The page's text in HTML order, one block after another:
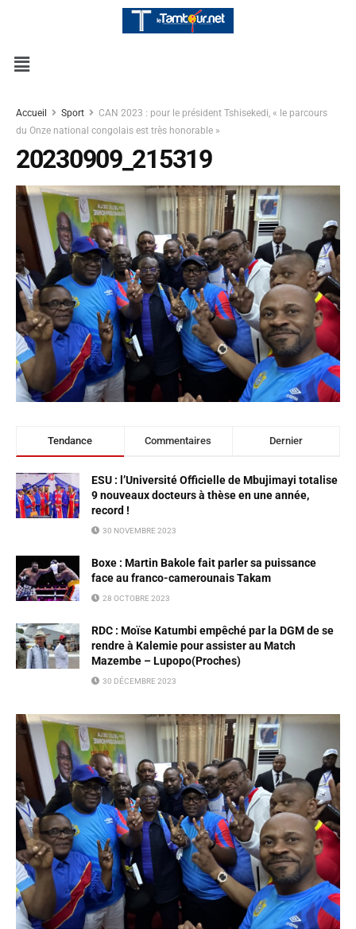
Accueil Sport
CAN 2023 : pour le président Tshisekedi, « le parcours
du Onze national congolais est très honorable »
20230909_215319
Tendance Commentaires Dernier
ESU : l’Université Officielle de Mbujimayi totalise
9 nouveaux docteurs à thèse en une année,
record !
30 NOVEMBRE 2023
Boxe : Martin Bakole fait parler sa puissance
face au franco-camerounais Takam
28 OCTOBRE 2023
RDC : Moïse Katumbi empêché par la DGM de se
rendre à Kalemie pour assister au Match
Mazembe – Lupopo(Proches)
30 DÉCEMBRE 2023